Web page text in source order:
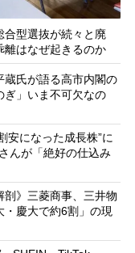
合型選抜が続々と廃
はなぜ起きるのか
蔵氏が語る高市内閣の
」いま不可欠なの
安になった成長株”に
んが「絶好の仕込み
剖》三菱商事、三井物
慶大で約6割」の現